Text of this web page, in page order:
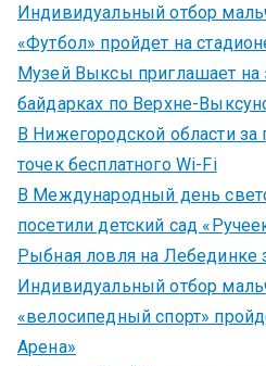
Индивидуальный отбор
«Футбол» пройдет на
Музей Выксы приглашает на
байдарках по Верхне-
В Нижегородской области за
точек бесплатного Wi-Fi
В Международный день
посетили детский сад
Рыбная ловля на Лебединке
Индивидуальный отбор
«велосипедный спорт»
Арена»